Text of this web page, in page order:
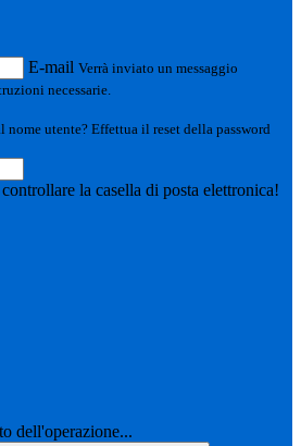
E-mail Verrà inviato un messaggio
necessarie.
nome utente? Effettua il reset della password
la casella di posta elettronica!
dell'operazione...